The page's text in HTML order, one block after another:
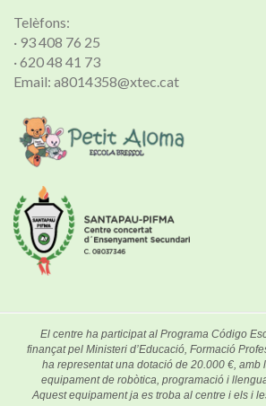
Telèfons:
· 93 408 76 25
· 620 48 41 73
Email: a8014358@xtec.cat
El centre ha participat al Programa Código
finançat pel Ministeri d’Educació, Formació
ha representat una dotació de 20.000 €, amb
equipament de robòtica, programació i
Aquest equipament ja es troba al centre i els i